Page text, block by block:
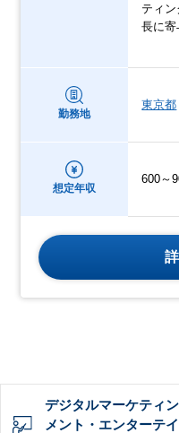
ティ
長に
勤務地
東京都
想定年収
600～
デジタルマーケティ
メント・エンターテ